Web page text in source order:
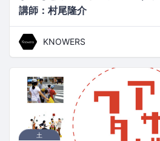
講師：村尾隆介
KNOWERS
土